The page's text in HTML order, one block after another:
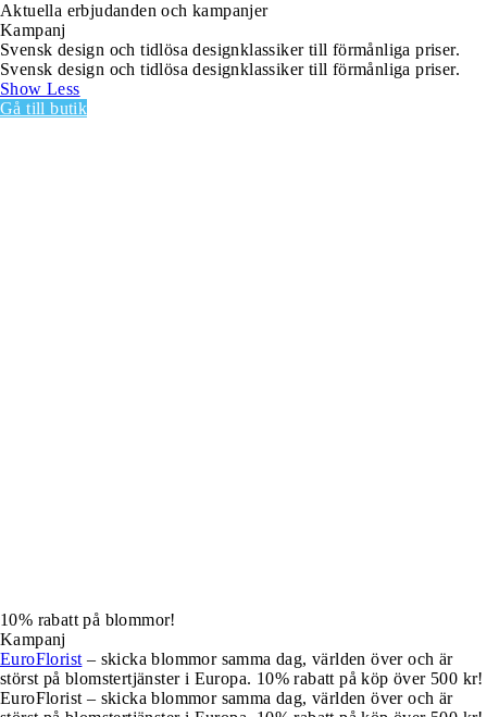
Aktuella erbjudanden och kampanjer
Kampanj
Svensk design och tidlösa designklassiker till förmånliga priser.
Svensk design och tidlösa designklassiker till förmånliga priser.
Show Less
Gå till butik
10% rabatt på blommor!
Kampanj
EuroFlorist – skicka blommor samma dag, världen över och är
störst på blomstertjänster i Europa. 10% rabatt på köp över 500 kr!
EuroFlorist – skicka blommor samma dag, världen över och är